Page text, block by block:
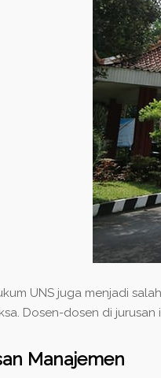
UNS juga menjadi
Dosen-dosen di
Manajemen